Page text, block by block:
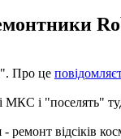
Про це
МКС і "поселять"
відсіків